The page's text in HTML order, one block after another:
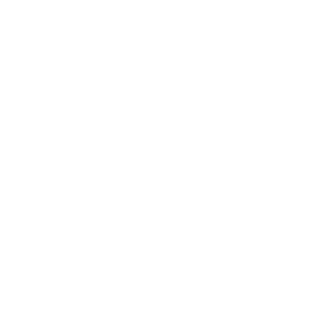
させていただ
了承ください。
き作成されるも
ようお願いしま
です。
ありません。
ず変更すること
1000ppm以下、
下、フタル酸ジブチ
ない年数を意
貨物等」とい
可)を取得する
要な手段を講じ
ムロン制御